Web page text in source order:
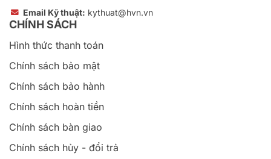
Email Kỹ thuật: kythuat@hvn.vn
CHÍNH SÁCH
Hình thức thanh toán
Chính sách bảo mật
Chính sách bảo hành
Chính sách hoàn tiền
Chính sách bàn giao
Chính sách hủy - đổi trả